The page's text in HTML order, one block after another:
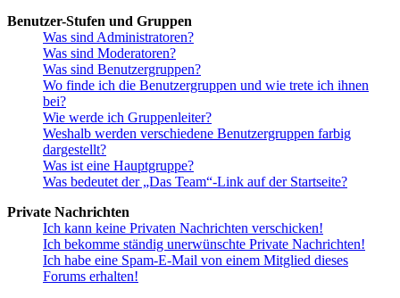
Benutzer-Stufen und Gruppen
Was sind Administratoren?
Was sind Moderatoren?
Was sind Benutzergruppen?
Wo finde ich die Benutzergruppen und wie trete ich ihnen
bei?
Wie werde ich Gruppenleiter?
Weshalb werden verschiedene Benutzergruppen farbig
dargestellt?
Was ist eine Hauptgruppe?
Was bedeutet der „Das Team“-Link auf der Startseite?
Private Nachrichten
Ich kann keine Privaten Nachrichten verschicken!
Ich bekomme ständig unerwünschte Private Nachrichten!
Ich habe eine Spam-E-Mail von einem Mitglied dieses
Forums erhalten!